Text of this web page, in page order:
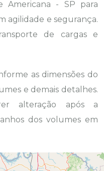
Americana - SP para
agilidade e segurança.
de cargas e
as dimensões do
e demais detalhes.
alteração após a
dos volumes em